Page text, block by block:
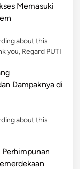
Memasuki
about this
you, Regard PUTI
Dampaknya di
about this